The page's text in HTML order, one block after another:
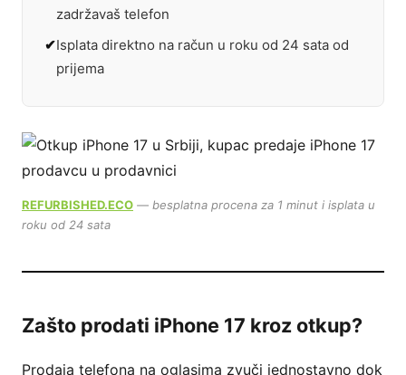
zadržavaš telefon
Isplata direktno na račun u roku od 24 sata od
prijema
REFURBISHED.ECO — besplatna procena za 1 minut i isplata u
roku od 24 sata
Zašto prodati iPhone 17 kroz otkup?
Prodaja telefona na oglasima zvuči jednostavno dok